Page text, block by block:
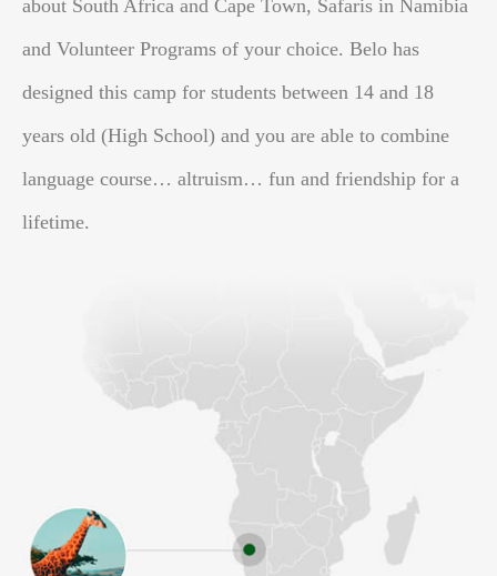
about South Africa and Cape Town, Safaris in Namibia
and Volunteer Programs of your choice. Belo has
designed this camp for students between 14 and 18
years old (High School) and you are able to combine
language course… altruism… fun and friendship for a
lifetime.